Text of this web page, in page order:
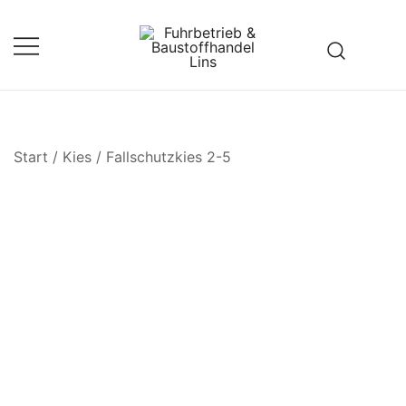
Inhalt
springen
Start / Kies / Fallschutzkies 2-5